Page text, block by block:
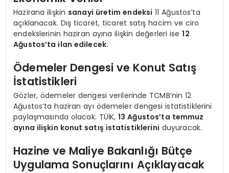
Hazirana ilişkin sanayi üretim endeksi 11 Ağustos’ta
açıklanacak. Dış ticaret, ticaret satış hacim ve ciro
endekslerinin haziran ayına ilişkin değerleri ise12
Ağustos’ta ilan edilecek.
Ödemeler Dengesi ve Konut Satış
İstatistikleri
Gözler, ödemeler dengesi verilerinde TCMB’nin 12
Ağustos’ta haziran ayı ödemeler dengesi istatistiklerini
paylaşmasında olacak. TÜİK,13 Ağustos’ta temmuz
ayına ilişkin konut satış istatistiklerini duyuracak.
Hazine ve Maliye Bakanlığı Bütçe
Uygulama Sonuçlarını Açıklayacak